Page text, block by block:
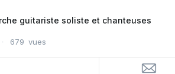
recherche guitariste soliste et chanteuses
∙ 679 vues